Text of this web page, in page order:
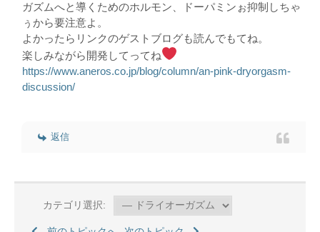
ガズムへと導くためのホルモン、ドーパミンぉ抑制しちゃ
ぅから要注意よ。
よかったらリンクのゲストブログも読んでもてね。
楽しみながら開発してってね
https://www.aneros.co.jp/blog/column/an-pink-dryorgasm-
discussion/
返信
カテゴリ選択: